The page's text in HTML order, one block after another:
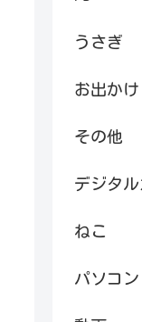
うさぎ
お出かけ
その他
デジタ
ねこ
パソコン